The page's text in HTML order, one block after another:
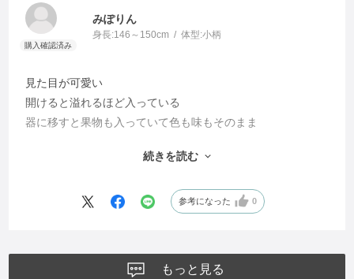
みぽりん
身長:146～150cm 体型:小柄
見た目が可愛い
開けると溢れるほど入っている
器に移すと果物も入っていて色も味もそのまま
送って喜ばれ自宅で食べて家族も満足でした
続きを読む
参考になった 0
もっと見る